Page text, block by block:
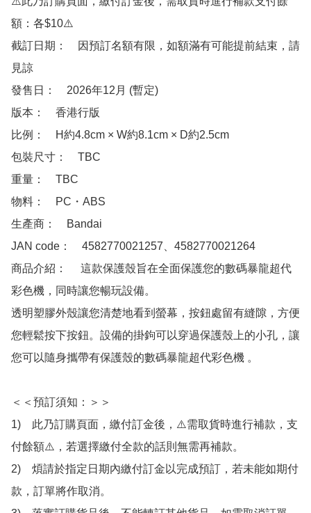
額：各$10⚠️
截訂日期：　因預訂名額有限，如額滿有可能提前結束，請
見諒
發售日：　2026年12月 (暫定)
版本：　香港行版
比例：　H約4.8cm × W約8.1cm × D約2.5cm
包裝尺寸：　TBC
重量：　TBC
物料：　PC・ABS
生產商：　Bandai
JAN code：　4582770021257、4582770021264
商品介紹：　 這款保護殼旨在全面保護您的數碼暴龍超代
彩色機，同時讓您暢玩設備。
透明塑膠外殼讓您清楚地看到螢幕，按鈕處留有縫隙，方便
您輕鬆按下按鈕。設備的掛鉤可以穿過保護殼上的小孔，讓
您可以隨身攜帶有保護殼的數碼暴龍超代彩色機 。
＜＜預訂須知：＞＞
1)　此乃訂購頁面，繳付訂金後，⚠️需取貨時進行補款，支
付餘額⚠️，若選擇繳付全款的話則無需再補款。
2)　煩請於指定日期內繳付訂金以完成預訂，若未能如期付
款，訂單將作取消。